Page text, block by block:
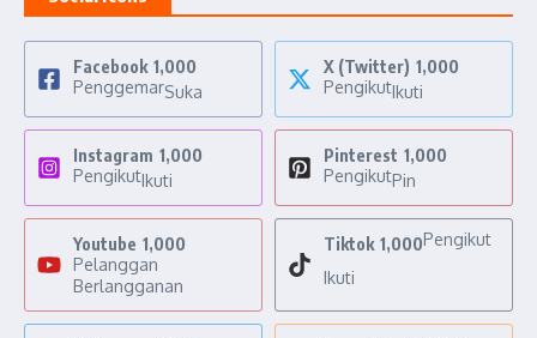
Facebook 1,000
PenggemarSuka
X (Twitter) 1,000
PengikutIkuti
Instagram 1,000
PengikutIkuti
Pinterest 1,000
PengikutPin
Youtube 1,000
Pelanggan
Berlangganan
Tiktok 1,000Pengikut
Ikuti